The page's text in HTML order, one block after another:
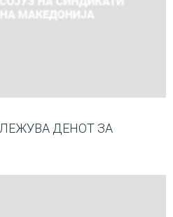
ДЕНОТ ЗА